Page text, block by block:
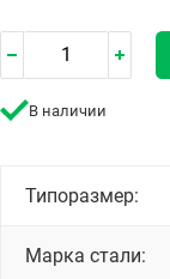
В наличии
Типоразмер:
Марка стали: